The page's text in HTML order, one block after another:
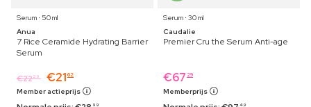
Serum ⋅ 50 ml
Anua
7 Rice Ceramide Hydrating Barrier
Serum
€2229 €21 62
Member actieprijs
99
Serum ⋅ 30 ml
Caudalie
Premier Cru the Serum Anti-age
€67 29
Memberprijs
49